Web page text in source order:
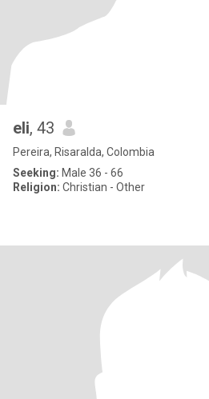
eli, 43
Pereira, Risaralda, Colombia
Seeking: Male 36 - 66
Religion: Christian - Other